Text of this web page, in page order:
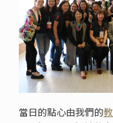
當日的點心由我們的